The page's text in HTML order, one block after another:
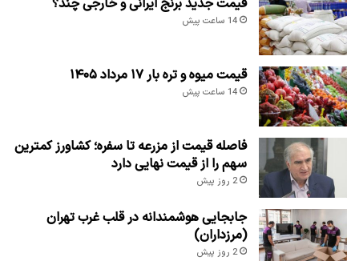
قیمت جدید برنج ایرانی و خارجی چند؟
14 ساعت پیش
قیمت میوه و تره بار ۱۷ مرداد ۱۴۰۵
14 ساعت پیش
فاصله قیمت از مزرعه تا سفره؛ کشاورز کمترین
سهم را از قیمت نهایی دارد
2 روز پیش
جابجایی هوشمندانه در قلب غرب تهران
(مرزداران)
2 روز پیش